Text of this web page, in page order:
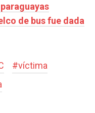
de bus fue dada
#víctima